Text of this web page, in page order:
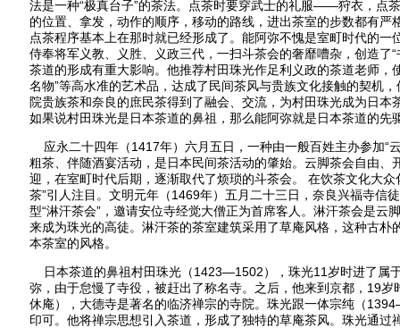
法是一种“极真台子”的茶法。点茶时要穿武士的礼服——狩衣，点
的位置、拿发，动作的顺序，移动的路线，进出茶室的步数都有严
点茶程序基本上在那时就已经形成了。能阿弥不愧是室町时代的一
侍奉将军义教、义胜、义政三代，一扫斗茶会的奢靡嘈杂，创造了“
茶道的形成有重大影响。他推荐村田珠光作足利义政的茶道老师，
名物”等高水准的艺术品，达成了民间茶风与贵族文化接触的契机
院贵族茶和奈良的庶民茶得到了融会、交流，为村田珠光成为日本
如果说村田珠光是日本茶道的鼻祖，那么能阿弥就是日本茶道的先
应永二十四年（1417年）六月五日，一种由一般百姓主办参加“
粗茶、伴随酒宴活动，是日本民间茶活动的肇始。云脚茶会自由、
迎，在室町时代后期，逐渐取代了烦琐的斗茶会。 在饮茶文化大众
茶”引人注目。文明元年（1469年）五月二十三日，奈良兴福寺信
型“淋汗茶会”，邀请安位寺经觉大僧正为首席客人。淋汗茶会是云
来成为珠光的高徒。淋汗茶的茶室建筑采用了草庵风格，这种古朴
本茶室的风格。
日本茶道的鼻祖村田珠光（1423—1502），珠光11岁时进了属
弥，由于怠慢了寺役，被赶出了称名寺。之后，他来到京都，19岁
休庵），大德寺是著名的临济禅宗的寺院。珠光跟一体宗纯（
印可。他将禅宗思想引入茶道，形成了独特的草庵茶风。珠光通过